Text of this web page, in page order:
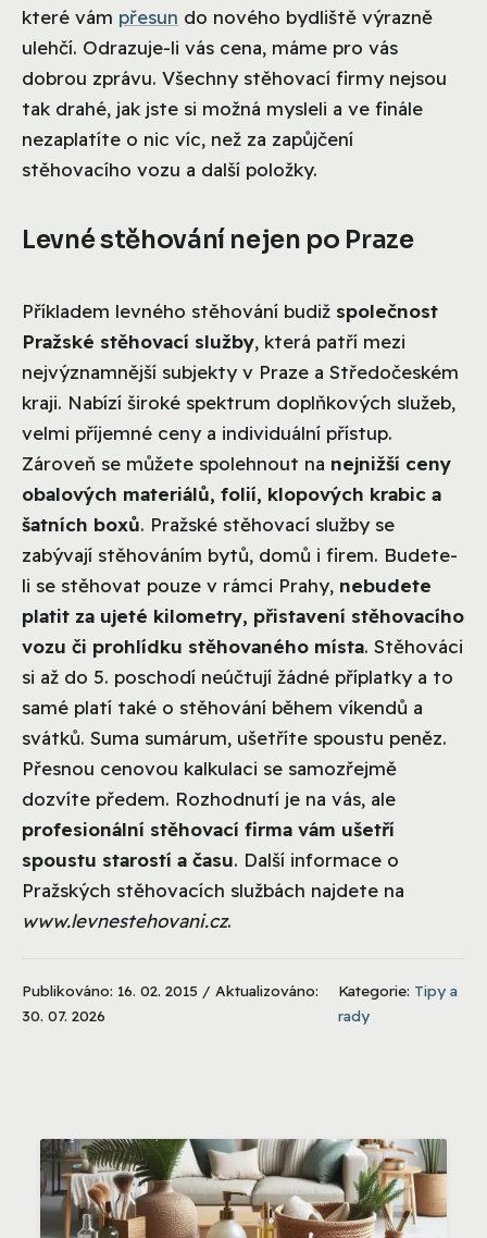
které vám přesun do nového bydliště výrazně
ulehčí. Odrazuje-li vás cena, máme pro vás
dobrou zprávu. Všechny stěhovací firmy nejsou
tak drahé, jak jste si možná mysleli a ve finále
nezaplatíte o nic víc, než za zapůjčení
stěhovacího vozu a další položky.
Levné stěhování nejen po Praze
Příkladem levného stěhování budiž společnost
Pražské stěhovací služby, která patří mezi
nejvýznamnější subjekty v Praze a Středočeském
kraji. Nabízí široké spektrum doplňkových služeb,
velmi příjemné ceny a individuální přístup.
Zároveň se můžete spolehnout na nejnižší ceny
obalových materiálů, folií, klopových krabic a
šatních boxů. Pražské stěhovací služby se
zabývají stěhováním bytů, domů i firem. Budete-
li se stěhovat pouze v rámci Prahy, nebudete
platit za ujeté kilometry, přistavení stěhovacího
vozu či prohlídku stěhovaného místa. Stěhováci
si až do 5. poschodí neúčtují žádné příplatky a to
samé platí také o stěhování během víkendů a
svátků. Suma sumárum, ušetříte spoustu peněz.
Přesnou cenovou kalkulaci se samozřejmě
dozvíte předem. Rozhodnutí je na vás, ale
profesionální stěhovací firma vám ušetří
spoustu starostí a času. Další informace o
Pražských stěhovacích službách najdete na
www.levnestehovani.cz.
Publikováno: 16. 02. 2015 / Aktualizováno:
30. 07. 2026
Kategorie: Tipy a
rady